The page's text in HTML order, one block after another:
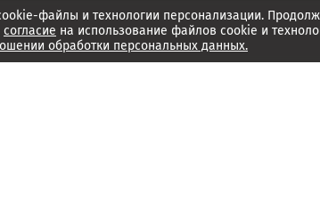
файлы и технологии персонализации.
согласие на использование файлов cookie и
обработки персональных данных.